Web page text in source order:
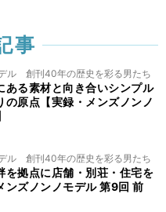
事
ル 創刊40年の歴史を彩る男たち
る素材と向き合いシンプル
の原点【実録・メンズノンノ
ル 創刊40年の歴史を彩る男たち
拠点に店舗・別荘・住宅を
ンズノンノモデル 第9回 前